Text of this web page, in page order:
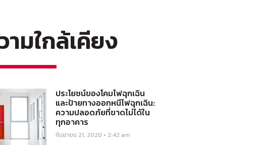
มใกล้เคียง
ประโยชน์ของโคมไฟฉุกเฉิน
และป้ายทางออกหนีไฟฉุกเฉิน:
ความปลอดภัยที่ขาดไม่ได้ใน
ทุกอาคาร
กันยายน 21, 2020 2:42 am